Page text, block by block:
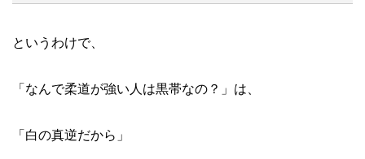
というわけで、
「なんで柔道が強い人は黒帯なの？」は、
「白の真逆だから」